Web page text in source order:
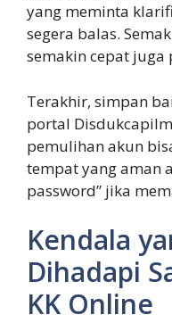
yang meminta
segera balas.
semakin cepat juga
Terakhir, simpan
portal
pemulihan akun
tempat yang aman
password” jika
Kendala
Dihadapi
KK Online